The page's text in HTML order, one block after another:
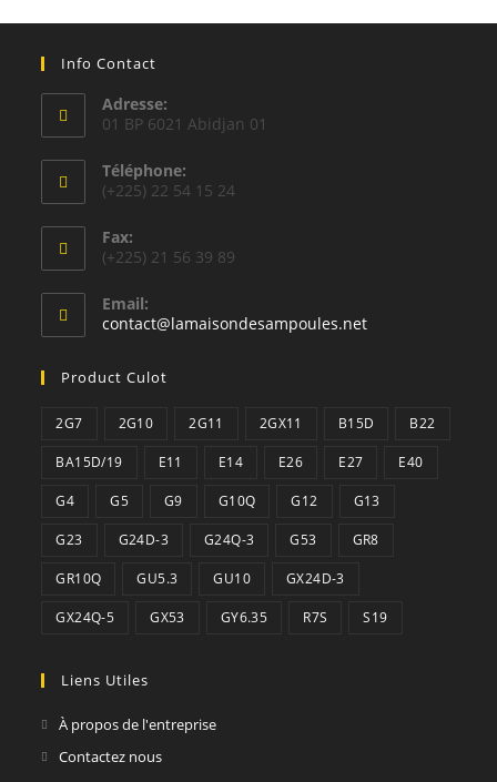
Info Contact
Adresse:
01 BP 6021 Abidjan 01
Téléphone:
(+225) 22 54 15 24
Fax:
(+225) 21 56 39 89
Email:
contact@lamaisondesampoules.netS’ouvre
Product Culot
2G7 2G10 2G11 2GX11 B15D B22
BA15D/19 E11 E14 E26 E27 E40
G4 G5 G9 G10Q G12 G13
G23 G24D-3 G24Q-3 G53 GR8
GR10Q GU5.3 GU10 GX24D-3
GX24Q-5 GX53 GY6.35 R7S S19
Liens Utiles
À propos de l'entreprise
Contactez nous